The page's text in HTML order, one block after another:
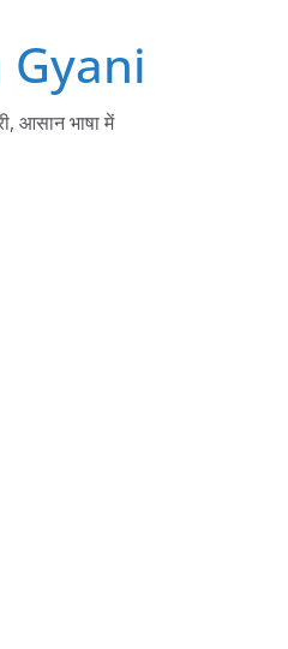
आसान भाषा में